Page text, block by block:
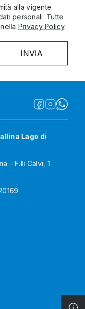
alla vigente
personali. Tutte
Privacy Policy.
Lago di
– F.lli Calvi, 1